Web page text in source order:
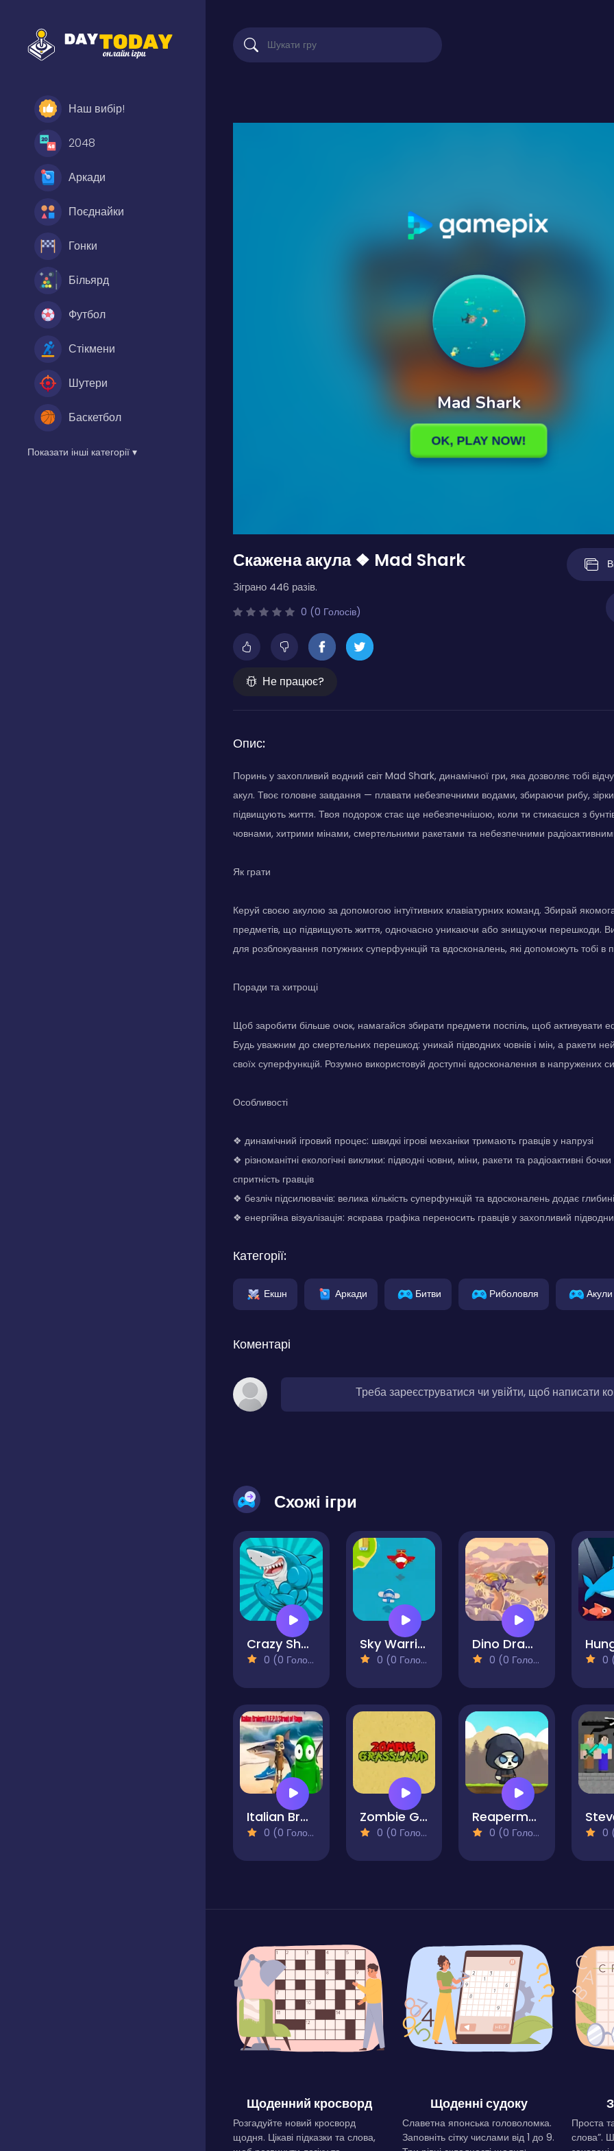
Наш вибір!
2048
Аркади
Поєднайки
Гонки
Більярд
Футбол
Стікмени
Шутери
Баскетбол
Показати інші категорії ▾
Скажена акула ❖ Mad Shark
Зіграно 446 разів.
0 (0 Голосів)
Не працює?
Опис:
Поринь у захопливий водний світ Mad Shark, динамічної гри, яка дозволяє тобі
акул. Твоє головне завдання — плавати небезпечними водами, збираючи рибу,
підвищують життя. Твоя подорож стає ще небезпечнішою, коли ти стикаєшся з
човнами, хитрими мінами, смертельними ракетами та небезпечними
Як грати
Керуй своєю акулою за допомогою інтуїтивних клавіатурних команд. Збирай
предметів, що підвищують життя, одночасно уникаючи або знищуючи перешкоди.
для розблокування потужних суперфункцій та вдосконалень, які допоможуть тобі в
Поради та хитрощі
Щоб заробити більше очок, намагайся збирати предмети поспіль, щоб активувати
Будь уважним до смертельних перешкод: уникай підводних човнів і мін, а ракети
своїх суперфункцій. Розумно використовуй доступні вдосконалення в напружених
Особливості
❖ динамічний ігровий процес: швидкі ігрові механіки тримають гравців у напрузі
❖ різноманітні екологічні виклики: підводні човни, міни, ракети та радіоактивні
спритність гравців
❖ безліч підсилювачів: велика кількість суперфункцій та вдосконалень додає
❖ енергійна візуалізація: яскрава графіка переносить гравців у захопливий
Категорії:
Екшн Аркади Битви Риболовля Акули
Коментарі
Треба зареєструватися чи увійти, щоб написати
Схожі ігри
Crazy Shark
0 (0 Голосів)
Sky Warrior
0 (0 Голосів)
Dino Drago
0 (0 Голосів) 0
Italian Brainrot R.E.P.O Street of Rage
0 (0 Голосів)
Zombie Grassland
0 (0 Голосів)
Reaperman vs Goblins
0 (0 Голосів) 0
Щоденний кросворд
Розгадуйте новий кросворд
щодня. Цікаві підказки та слова,
Щоденні судоку
Славетна японська головоломка.
Заповніть сітку числами від 1 до 9.
Проста
слова”.